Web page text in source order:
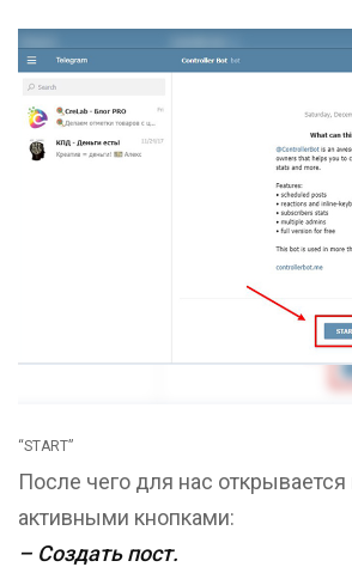
“START”
После чего для нас
активными кнопками:
– Создать пост.